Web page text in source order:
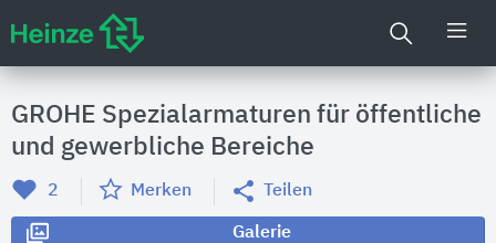
GROHE Spezialarmaturen für öffentliche
und gewerbliche Bereiche
2 Merken Teilen
Galerie